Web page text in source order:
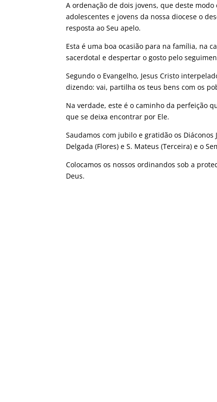
A ordenação de dois jovens, que deste
adolescentes e jovens da nossa diocese o
resposta ao Seu apelo.
Esta é uma boa ocasião para na família, na
sacerdotal e despertar o gosto pelo
Segundo o Evangelho, Jesus Cristo
dizendo: vai, partilha os teus bens com os
Na verdade, este é o caminho da perfeição
que se deixa encontrar por Ele.
Saudamos com jubilo e gratidão os
Delgada (Flores) e S. Mateus (Terceira) e o
Colocamos os nossos ordinandos sob a
Deus.